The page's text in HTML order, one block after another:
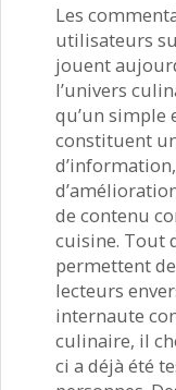
Les
utilisateurs
jouent
l’univers
qu’un simple
constituent
de contenu
cuisine. Tout
permettent
lecteurs
internaute
culinaire, il
ci a déjà été